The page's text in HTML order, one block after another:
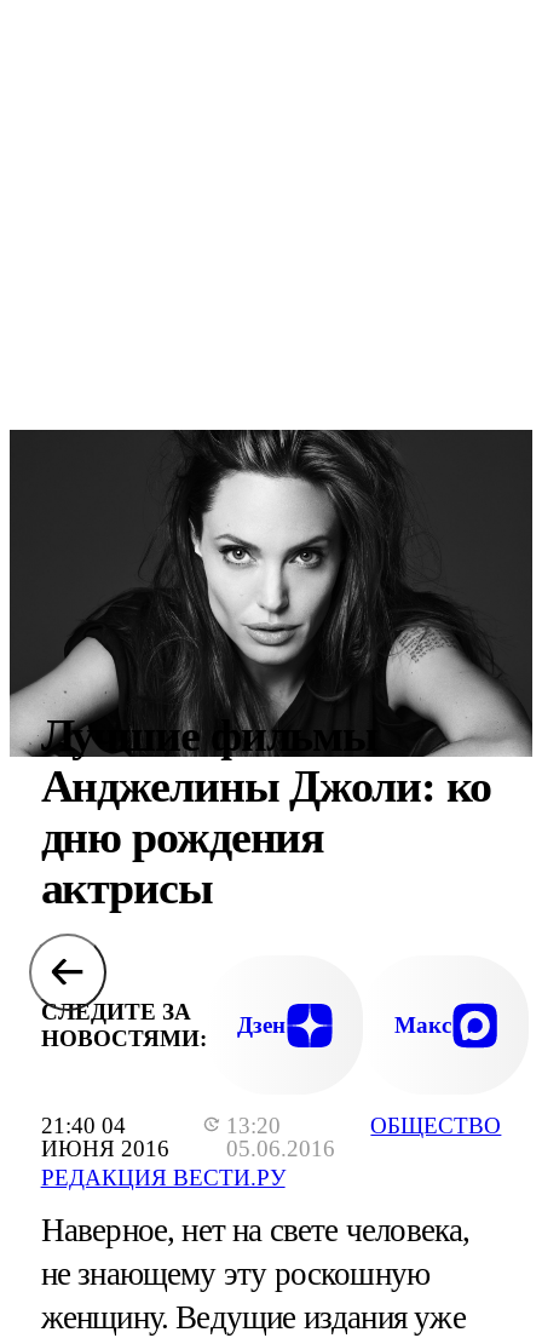
21:40 04
ИЮНЯ 2016
13:20
05.06.2016
РЕДАКЦИЯ ВЕСТИ.РУ
ОБЩЕСТВО
Лучшие фильмы
Анджелины Джоли: ко
дню рождения
актрисы
СЛЕДИТЕ ЗА
НОВОСТЯМИ:
Дзен Макс
Наверное, нет на свете человека,
не знающему эту роскошную
женщину. Ведущие издания уже